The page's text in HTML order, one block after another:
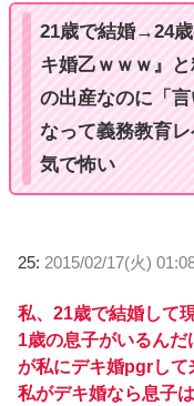
21歳で結婚→24
キ婚乙ｗｗｗ』
の出産なのに「
なって義務教育
気で怖い
25: 2015/02/17(火)
私、21歳で結婚して
1歳の息子がいるん
が私にデキ婚pgrして
私がデキ婚なら息子